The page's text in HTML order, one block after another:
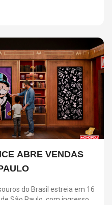
filme de ficção gravado
ABRE VENDAS
do Brasil estreia em 16
São Paulo, com ingressos